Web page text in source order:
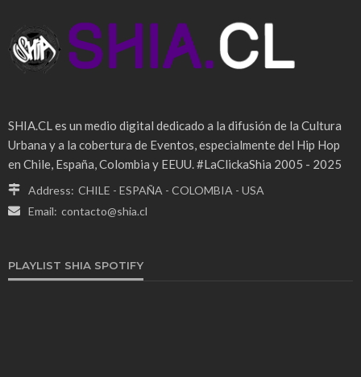
SHIA.CL es un medio digital dedicado a la difusión de la Cultura
Urbana y a la cobertura de Eventos, especialmente del Hip Hop
en Chile, España, Colombia y EEUU. #LaClickaShia 2005 - 2025
Address: CHILE - ESPAÑA - COLOMBIA - USA
Email: contacto@shia.cl
PLAYLIST SHIA SPOTIFY